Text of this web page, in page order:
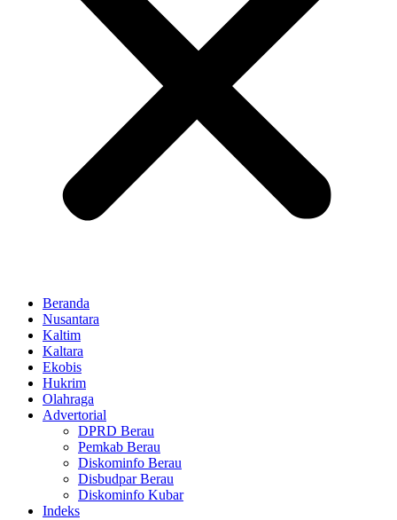
Beranda
Nusantara
Kaltim
Kaltara
Ekobis
Hukrim
Olahraga
Advertorial
DPRD Berau
Pemkab Berau
Diskominfo Berau
Disbudpar Berau
Diskominfo Kubar
Indeks